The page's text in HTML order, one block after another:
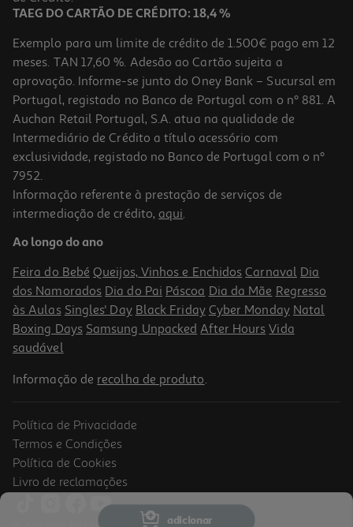
adicionar
-30%
Livro Ursito Tito - Um Dia No Castelo
6.93 €/un
PVP de editor
6,93 €
Promoção
-10%
Livro Coelho Vs. Macaco - O Porco Impossível
TAEG DO CARTÃO DE CRÉDITO: 18,4 %
Exemplo para um limite de crédito de 1.500€ pago em 12
meses. TAN 17,60 %. Adesão ao Cartão sujeita a
aprovação. Informe-se junto do Oney Bank – Sucursal em
Portugal, registado no Banco de Portugal com o nº 881. A
Auchan Retail Portugal, S.A. atua na qualidade de
Intermediário de Crédito a título acessório com
exclusividade, registado no Banco de Portugal com o nº
7952.
Informação referente à prestação de serviços de
intermediação de crédito, aqui.
Ao longo do ano
Feira do Bebé Queijos, Vinhos e Enchidos Carnaval Dia
dos Namorados Dia do Pai Páscoa Dia da Mãe Regresso
às Aulas Singles' Day Black Friday Cyber Monday Natal
Boxing Days Samsung Unpacked After Hours Vida
saudável
Informação de recolha de produto.
Política de Privacidade
Termos e Condições
Política de Cookies
Livro de reclamações